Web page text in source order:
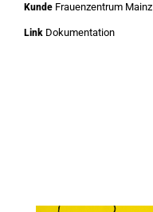
Kunde Frauenzentrum Mainz
Link Dokumentation